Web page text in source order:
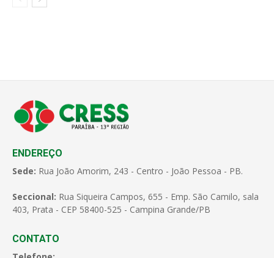
ENDEREÇO
Sede: Rua João Amorim, 243 - Centro - João Pessoa - PB.
Seccional: Rua Siqueira Campos, 655 - Emp. São Camilo, sala
403, Prata - CEP 58400-525 - Campina Grande/PB
CONTATO